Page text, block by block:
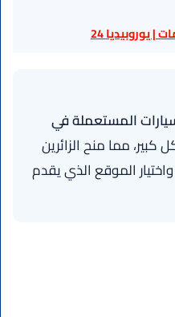
يوروبيديا 24
المستعملة في
كبير، مما منح الزائرين
الموقع الذي يقدم